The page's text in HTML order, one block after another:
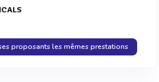
proposants les mêmes prestations